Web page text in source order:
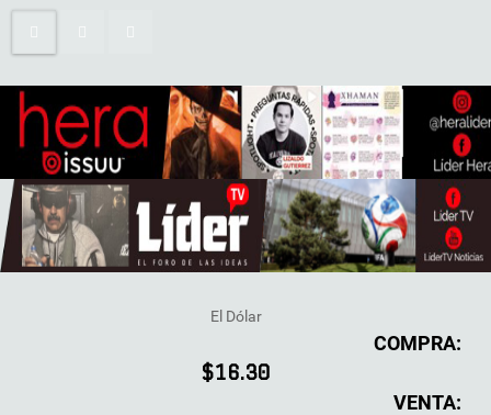
El Dólar
COMPRA:
$16.30
VENTA: